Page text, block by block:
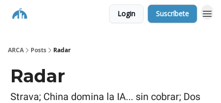
Login Suscríbete
ARCA Posts Radar
Radar
Strava; China domina la IA... sin cobrar; Dos